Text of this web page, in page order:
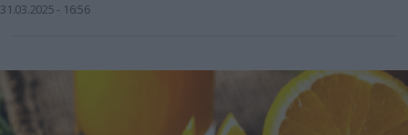
31.03.2025 16:56